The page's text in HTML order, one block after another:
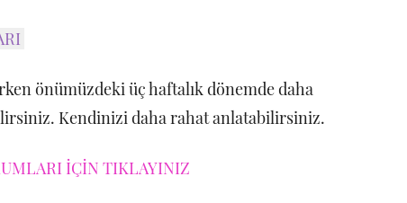
önümüzdeki üç haftalık dönemde daha
Kendinizi daha rahat anlatabilirsiniz.
İÇİN TIKLAYINIZ